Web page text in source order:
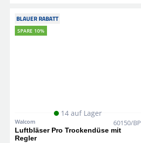
BLAUER RABATT
SPARE 10%
14 auf Lager
Walcom 60150/BP
Luftbläser Pro Trockendüse mit
Regler